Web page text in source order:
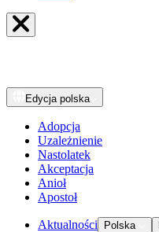
Edycja polska
Adopcja
Uzależnienie
Nastolatek
Akceptacja
Anioł
Apostoł
Aktualności Polska